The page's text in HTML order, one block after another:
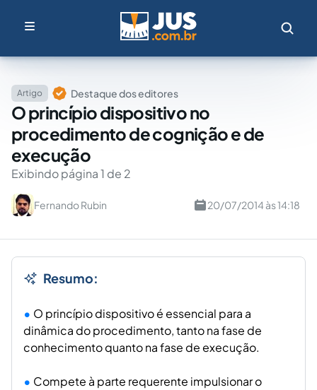
Artigo Destaque dos editores
O princípio dispositivo no
procedimento de cognição e de
execução
Exibindo página 1 de 2
Fernando Rubin 20/07/2014 às 14:18
Resumo:
O princípio dispositivo é essencial para a
dinâmica do procedimento, tanto na fase de
conhecimento quanto na fase de execução.
Compete à parte requerente impulsionar o